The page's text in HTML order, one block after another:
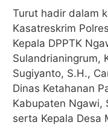
Turut hadir dalam
Kasatreskrim
Kepala DPPTK
Sulandrianingrum,
Sugiyanto, S.H.,
Dinas Ketahanan
Kabupaten Ngawi,
serta Kepala Desa